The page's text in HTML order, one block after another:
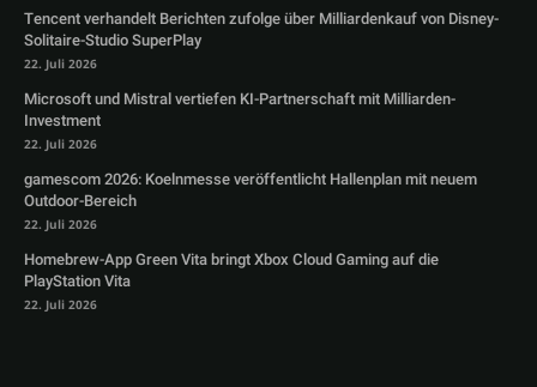
Tencent verhandelt Berichten zufolge über Milliardenkauf von Disney-
Solitaire-Studio SuperPlay
22. Juli 2026
Microsoft und Mistral vertiefen KI-Partnerschaft mit Milliarden-
Investment
22. Juli 2026
gamescom 2026: Koelnmesse veröffentlicht Hallenplan mit neuem
Outdoor-Bereich
22. Juli 2026
Homebrew-App Green Vita bringt Xbox Cloud Gaming auf die
PlayStation Vita
22. Juli 2026